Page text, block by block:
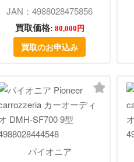
JAN：4988028475856
買取価格: 80,000円
買取のお申込み
パイオニア